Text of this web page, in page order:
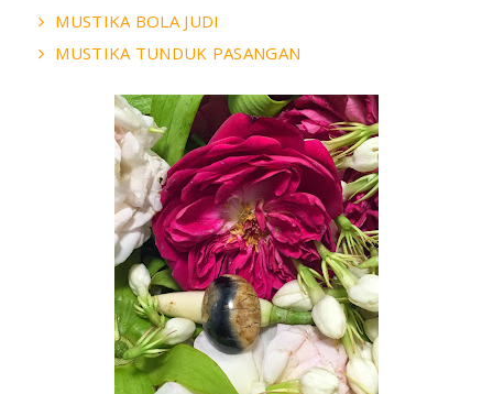
MUSTIKA BOLA JUDI
MUSTIKA TUNDUK PASANGAN